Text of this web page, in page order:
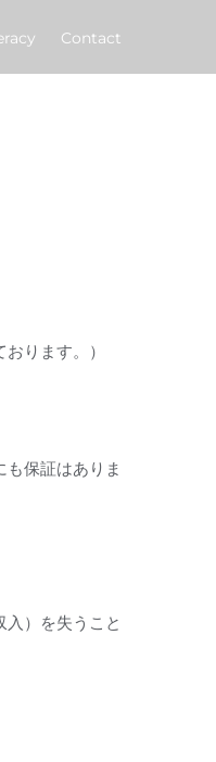
Contact
ります。）
保証はありま
）を失うこと